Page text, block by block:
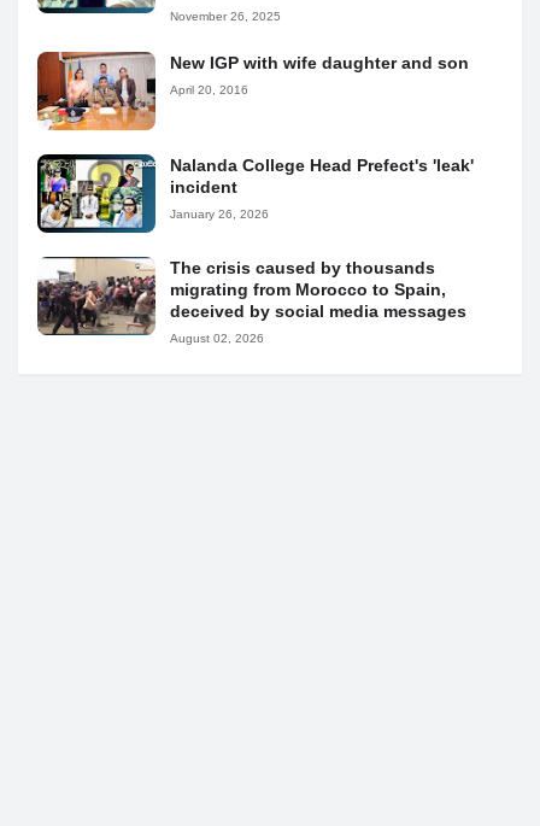
November 26, 2025
New IGP with wife daughter and son
April 20, 2016
Nalanda College Head Prefect's 'leak'
incident
January 26, 2026
The crisis caused by thousands
migrating from Morocco to Spain,
deceived by social media messages
August 02, 2026